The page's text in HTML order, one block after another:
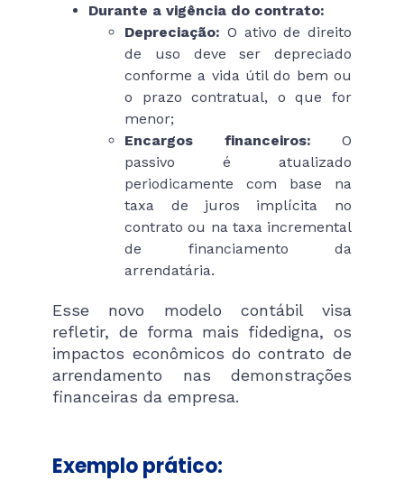
Durante a vigência do contrato:
Depreciação: O ativo de direito
de uso deve ser depreciado
conforme a vida útil do bem ou
o prazo contratual, o que for
menor;
Encargos financeiros: O
passivo é atualizado
periodicamente com base na
taxa de juros implícita no
contrato ou na taxa incremental
de financiamento da
arrendatária.
Esse novo modelo contábil visa
refletir, de forma mais fidedigna, os
impactos econômicos do contrato de
arrendamento nas demonstrações
financeiras da empresa.
Exemplo prático: